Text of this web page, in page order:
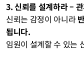
3. 신뢰를 설계하라 –
신뢰는 감정이 아니라
됩니다.
임원이 설계할 수 있는